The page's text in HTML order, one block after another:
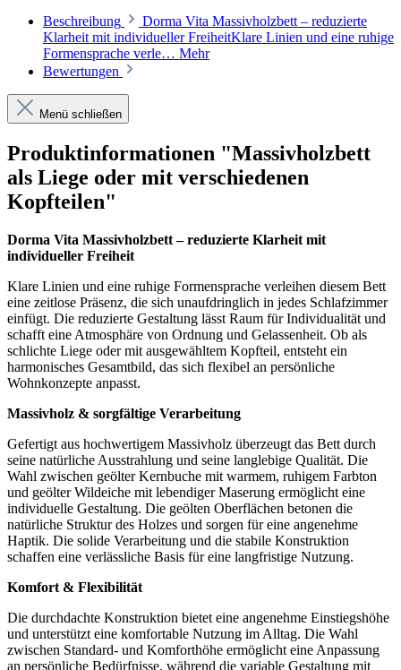
Beschreibung
Dorma Vita Massivholzbett – reduzierte
Klarheit mit individueller FreiheitKlare Linien und eine ruhige
Formensprache verle… Mehr
Bewertungen
Menü schließen
Produktinformationen "Massivholzbett
als Liege oder mit verschiedenen
Kopfteilen"
Dorma Vita Massivholzbett – reduzierte Klarheit mit
individueller Freiheit
Klare Linien und eine ruhige Formensprache verleihen diesem Bett
eine zeitlose Präsenz, die sich unaufdringlich in jedes Schlafzimmer
einfügt. Die reduzierte Gestaltung lässt Raum für Individualität und
schafft eine Atmosphäre von Ordnung und Gelassenheit. Ob als
schlichte Liege oder mit ausgewähltem Kopfteil, entsteht ein
harmonisches Gesamtbild, das sich flexibel an persönliche
Wohnkonzepte anpasst.
Massivholz & sorgfältige Verarbeitung
Gefertigt aus hochwertigem Massivholz überzeugt das Bett durch
seine natürliche Ausstrahlung und seine langlebige Qualität. Die
Wahl zwischen geölter Kernbuche mit warmem, ruhigem Farbton
und geölter Wildeiche mit lebendiger Maserung ermöglicht eine
individuelle Gestaltung. Die geölten Oberflächen betonen die
natürliche Struktur des Holzes und sorgen für eine angenehme
Haptik. Die solide Verarbeitung und die stabile Konstruktion
schaffen eine verlässliche Basis für eine langfristige Nutzung.
Komfort & Flexibilität
Die durchdachte Konstruktion bietet eine angenehme Einstiegshöhe
und unterstützt eine komfortable Nutzung im Alltag. Die Wahl
zwischen Standard- und Komforthöhe ermöglicht eine Anpassung
an persönliche Bedürfnisse, während die variable Gestaltung mit